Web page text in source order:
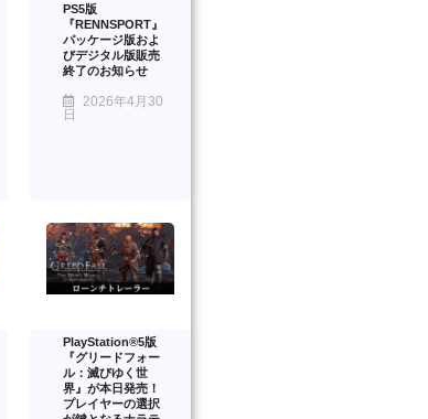
PS5版
『RENNSPORT』
パッケージ版およ
びデジタル版販売
終了のお知らせ
2026年4月30
日
PlayStation®5版
『グリードフォー
ル：滅びゆく世
界』が本日発売！
プレイヤーの選択